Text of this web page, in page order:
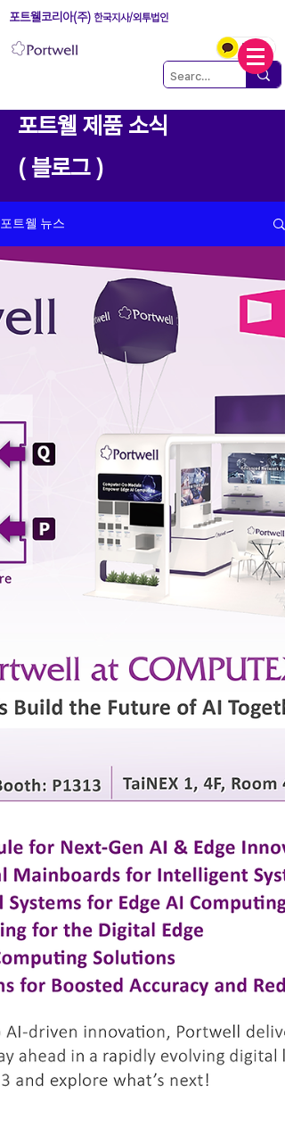
포트웰코리아(주) 한국지사/외투법인
포트웰 제품 소식
( 블로그 )
포트웰 뉴스